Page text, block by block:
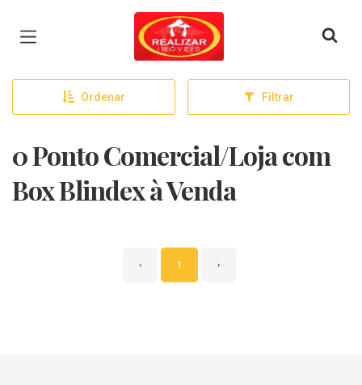
Página inicial
Ordenar Filtrar
0 Ponto Comercial/Loja com
Box Blindex à Venda
‹ 1 ›